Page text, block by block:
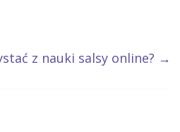
z nauki salsy online? →